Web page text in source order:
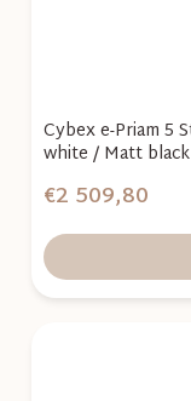
Cybex e-Priam 5
white / Matt black
€2 509,80